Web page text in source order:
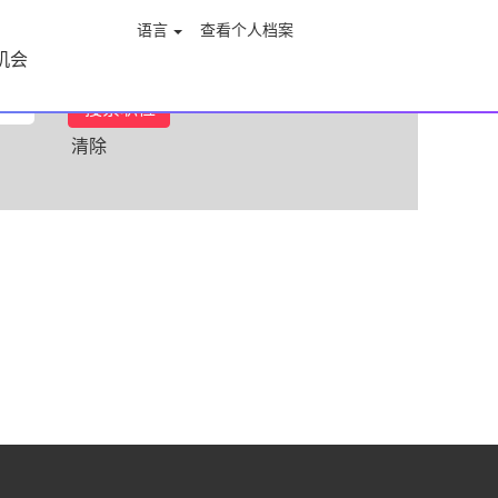
会
语言 查看个人档案
清除